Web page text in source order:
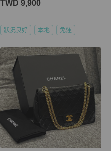
TWD 9,900
狀況良好 本地 免運